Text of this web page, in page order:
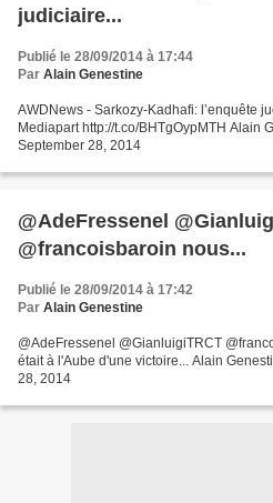
judiciaire...
Publié le 28/09/2014 à 17:44
Par Alain Genestine
AWDNews - Sarkozy-Kadhafi: l’enquête
Mediapart http://t.co/BHTgOypMTH Alain
September 28, 2014
@AdeFressenel
@francoisbaroin nous...
Publié le 28/09/2014 à 17:42
Par Alain Genestine
@AdeFressenel @GianluigiTRCT
était à l'Aube d'une victoire... Alain
28, 2014